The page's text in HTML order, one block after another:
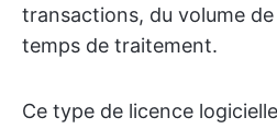
transactions, du volume
temps de traitement.
Ce type de licence